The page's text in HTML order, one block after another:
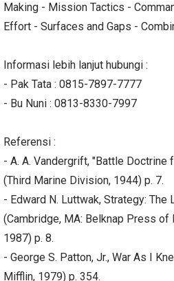
Making - Mission Tactics -
Effort - Surfaces and Gaps -
Informasi lebih lanjut hubungi :
- Pak Tata : 0815-7897-7777
- Bu Nuni : 0813-8330-7997
Referensi :
- A. A. Vandergrift, "Battle Doctrine
(Third Marine Division, 1944) p. 7.
- Edward N. Luttwak, Strategy: The
(Cambridge, MA: Belknap Press
1987) p. 8.
- George S. Patton, Jr., War As I
Mifflin, 1979) p. 354.